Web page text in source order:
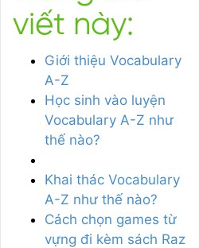
viết này:
Giới thiệu Vocabulary
A-Z
Học sinh vào luyện
Vocabulary A-Z như
thế nào?
Khai thác Vocabulary
A-Z như thế nào?
Cách chọn games từ
vựng đi kèm sách Raz